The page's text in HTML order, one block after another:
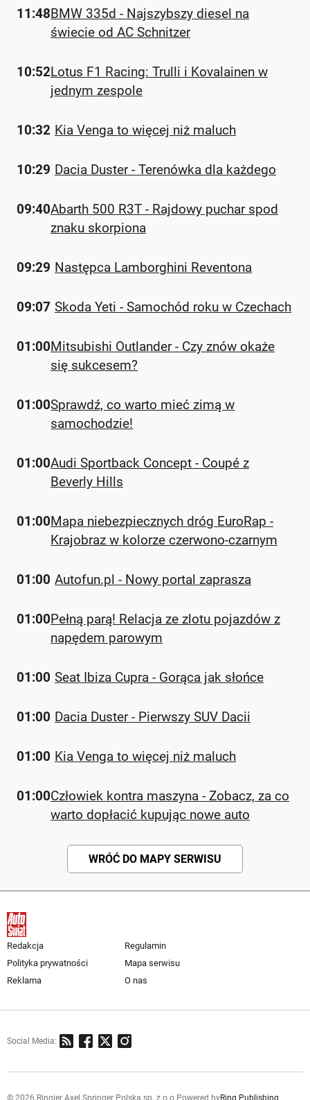
11:48BMW 335d - Najszybszy diesel na
świecie od AC Schnitzer
10:52Lotus F1 Racing: Trulli i Kovalainen w
jednym zespole
10:32 Kia Venga to więcej niż maluch
10:29 Dacia Duster - Terenówka dla każdego
09:40Abarth 500 R3T - Rajdowy puchar spod
znaku skorpiona
09:29 Następca Lamborghini Reventona
09:07 Skoda Yeti - Samochód roku w Czechach
01:00Mitsubishi Outlander - Czy znów okaże
się sukcesem?
01:00Sprawdź, co warto mieć zimą w
samochodzie!
01:00Audi Sportback Concept - Coupé z
Beverly Hills
01:00Mapa niebezpiecznych dróg EuroRap -
Krajobraz w kolorze czerwono-czarnym
01:00 Autofun.pl - Nowy portal zaprasza
01:00Pełną parą! Relacja ze zlotu pojazdów z
napędem parowym
01:00 Seat Ibiza Cupra - Gorąca jak słońce
01:00 Dacia Duster - Pierwszy SUV Dacii
01:00 Kia Venga to więcej niż maluch
01:00Człowiek kontra maszyna - Zobacz, za co
warto dopłacić kupując nowe auto
WRÓĆ DO MAPY SERWISU
Redakcja
Regulamin
Polityka prywatności
Mapa serwisu
Reklama
O nas
Social Media:
© 2026 Ringier Axel Springer Polska sp. z o.o. Powered byRing Publishing